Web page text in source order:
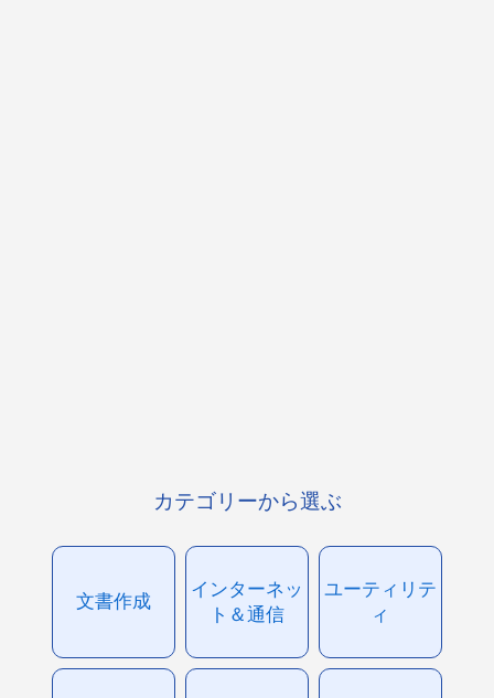
カテゴリーから選ぶ
文書作成
インターネッ
ト＆通信
ユーティリテ
ィ